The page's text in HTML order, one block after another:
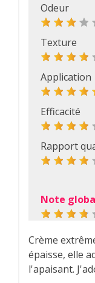
Odeur
Texture
Application
Efficacité
Rapport
Note
Crème
épaisse, elle
l'apaisant.